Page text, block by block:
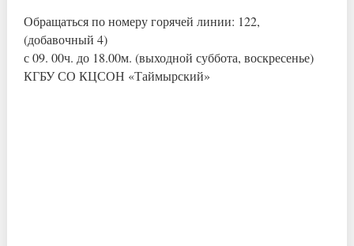
Обращаться по номеру горячей линии: 122,
(добавочный 4)
с 09. 00ч. до 18.00м. (выходной суббота, воскресенье)
КГБУ СО КЦСОН «Таймырский»